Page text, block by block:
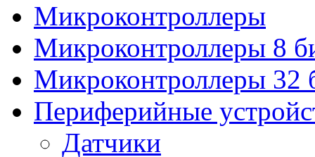
Микроконтроллеры
Микроконтроллеры 8
Микроконтроллеры 32
Периферийные
Датчики